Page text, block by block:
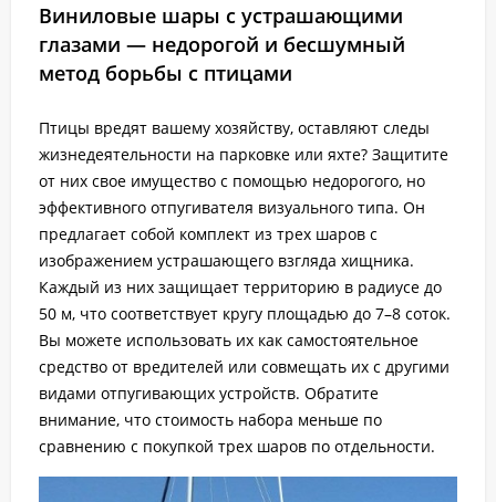
Виниловые шары с устрашающими
глазами — недорогой и бесшумный
метод борьбы с птицами
Птицы вредят вашему хозяйству, оставляют следы
жизнедеятельности на парковке или яхте? Защитите
от них свое имущество с помощью недорогого, но
эффективного отпугивателя визуального типа. Он
предлагает собой комплект из трех шаров с
изображением устрашающего взгляда хищника.
Каждый из них защищает территорию в радиусе до
50 м, что соответствует кругу площадью до 7–8 соток.
Вы можете использовать их как самостоятельное
средство от вредителей или совмещать их с другими
видами отпугивающих устройств. Обратите
внимание, что стоимость набора меньше по
сравнению с покупкой трех шаров по отдельности.